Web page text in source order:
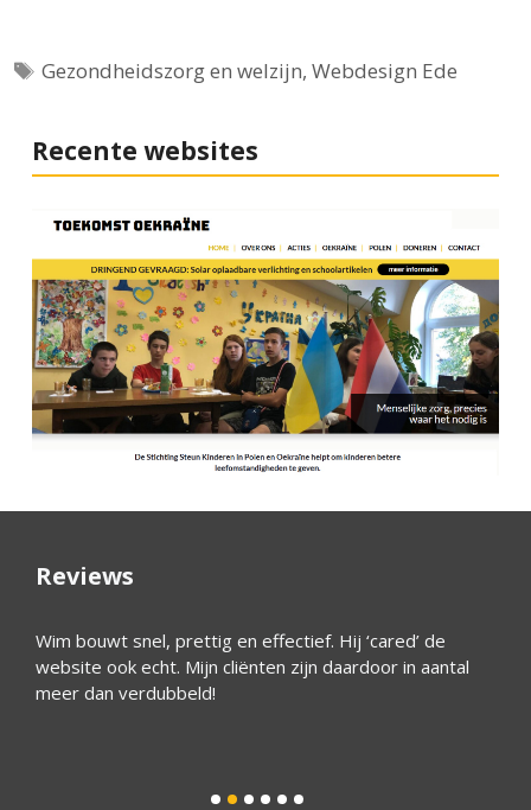
Tags
Gezondheidszorg en welzijn,Webdesign Ede
Recente websites
Reviews
Wim bouwt snel, prettig en effectief. Hij ‘cared’ de
website ook echt. Mijn cliënten zijn daardoor in aantal
meer dan verdubbeld!